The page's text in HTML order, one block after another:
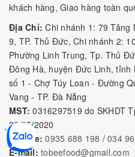
khách hàng, Giao hàng toàn
Địa Chỉ: Chi nhánh 1: 79 Tăng
9, TP. Thủ Đức, Chi nhánh 2:
Phường Linh Trung, Tp. Thủ
Đông Hà, huyện Đức Linh, tỉnh
số 1 - Chợ Túy Loan - Đường
Vang - TP. Đà Nẵng
MST: 0316297519 do SKHDT
28/05/2020
Hotline: 0935 688 198 / 034
E-mail: tobeefood@gmail.com